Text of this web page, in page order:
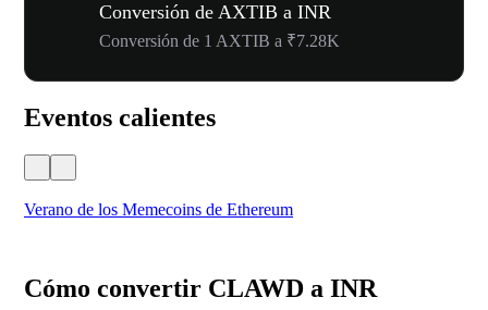
Conversión de AXTIB a INR
Conversión de 1 AXTIB a ₹7.28K
Eventos calientes
Verano de los Memecoins de Ethereum
Cómo convertir CLAWD a INR